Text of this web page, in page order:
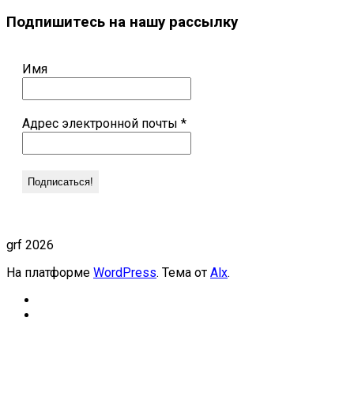
Подпишитесь на нашу рассылку
Имя
Адрес электронной почты *
grf 2026
На платформе WordPress. Тема от Alx.